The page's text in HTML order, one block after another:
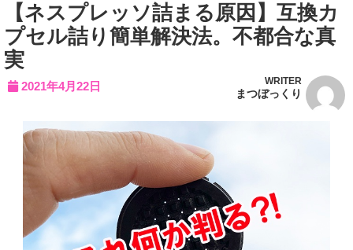
【ネスプレッソ詰まる原因】互換カ
プセル詰り簡単解決法。不都合な真
実
2021年4月22日 WRITER
まつぼっくり